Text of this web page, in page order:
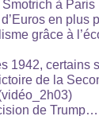
à Paris
en plus
grâce à
1942, certains
de la
de